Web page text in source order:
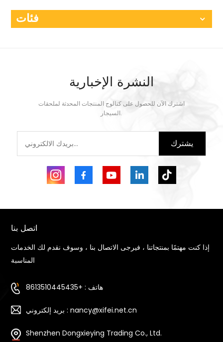
فئات
النشرة الإخبارية
اشترك الآن للحصول على كتالوج المنتجات المحدثة لملحقات
السيجار.
يشترك
اتصل بنا
إذا كنت مهتمًا بمنتجاتنا ، فيرجى الاتصال بنا ، وسوف نقدم لك الخدمات
المناسبة
هاتف : +8613510445435
بريد إلكتروني : nancy@xifei.net.cn
Shenzhen Dongxieying Trading Co., Ltd.